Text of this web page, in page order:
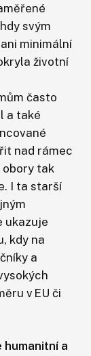
svým
minimální
životní
často
a také
nad rámec
obory tak
I ta starší
ukazuje
kdy na
a
v EU či
a